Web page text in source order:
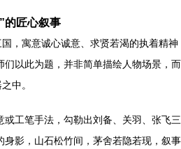
的匠心叙事
，寓意诚心诚意、求贤若渴的执着精神
以此为题，并非简单描绘人物场景，而
中。
或工笔手法，勾勒出刘备、关羽、张飞三
身影，山石松竹间，茅舍若隐若现，叙事